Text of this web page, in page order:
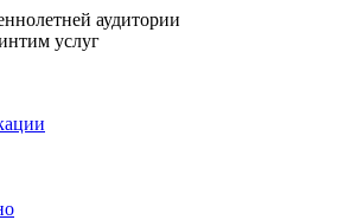
аудитории
услуг